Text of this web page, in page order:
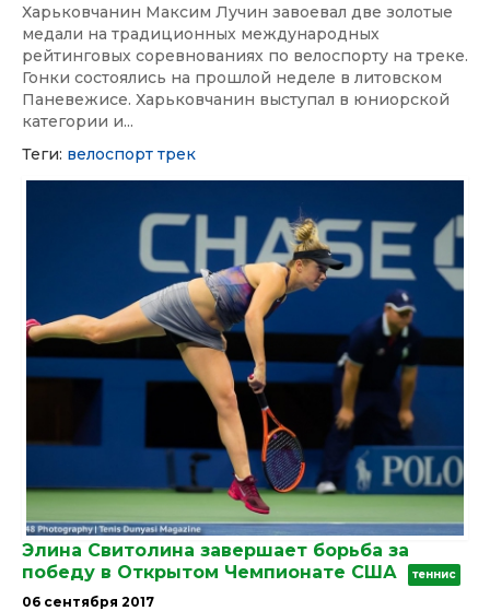
Харьковчанин Максим Лучин завоевал две золотые
медали на традиционных международных
рейтинговых соревнованиях по велоспорту на треке.
Гонки состоялись на прошлой неделе в литовском
Паневежисе. Харьковчанин выступал в юниорской
категории и...
Теги: велоспорт трек
Элина Свитолина завершает борьба за
победу в Открытом Чемпионате США
теннис
06 сентября 2017